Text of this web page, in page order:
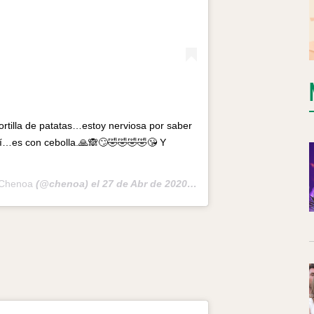
de patatas…estoy nerviosa por saber
con cebolla.🙏🙈🙄🤣🤣🤣🤣😘 Y
(@chenoa) el 27 de Abr de 2020 a las 11:19 PDT